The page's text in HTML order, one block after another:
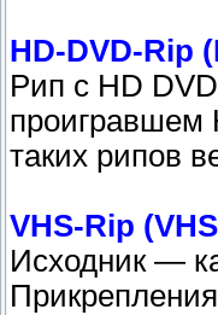
HD-DVD-Rip
Рип с HD
проигравшем
таких рипов
VHS-Rip
Исходник —